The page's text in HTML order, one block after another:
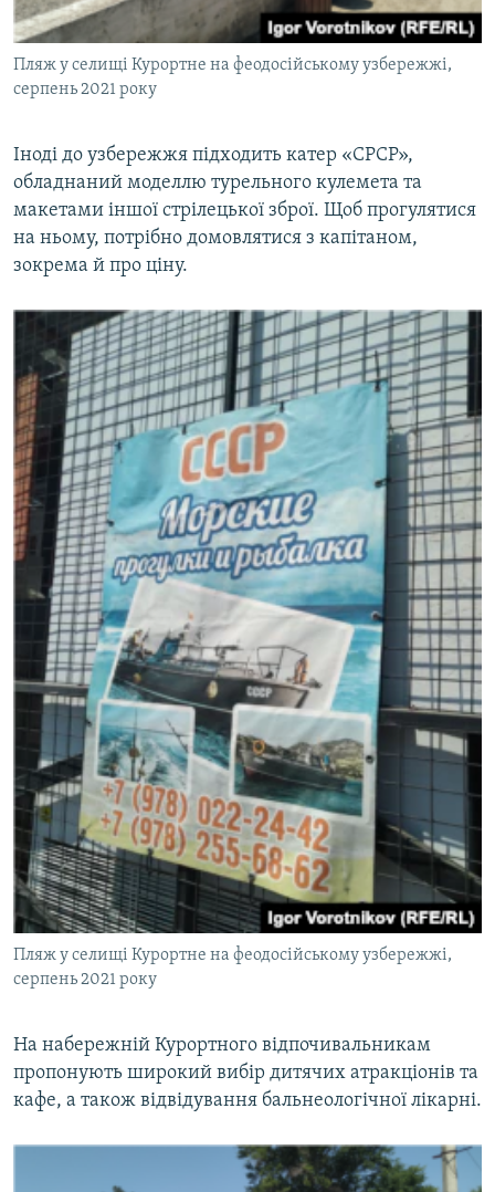
Пляж у селищі Курортне на феодосійському узбережжі,
серпень 2021 року
Іноді до узбережжя підходить катер «СРСР»,
обладнаний моделлю турельного кулемета та
макетами іншої стрілецької зброї. Щоб прогулятися
на ньому, потрібно домовлятися з капітаном,
зокрема й про ціну.
Пляж у селищі Курортне на феодосійському узбережжі,
серпень 2021 року
На набережній Курортного відпочивальникам
пропонують широкий вибір дитячих атракціонів та
кафе, а також відвідування бальнеологічної лікарні.